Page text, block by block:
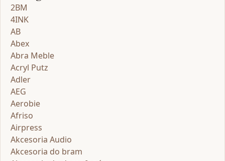
2BM
4INK
AB
Abex
Abra Meble
Acryl Putz
Adler
AEG
Aerobie
Afriso
Airpress
Akcesoria Audio
Akcesoria do bram